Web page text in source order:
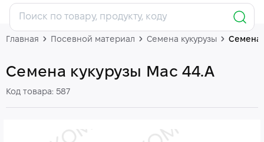
Главная Посевной материал Семена кукурузы Семена
Семена кукурузы Мас 44.А
Код товара: 587